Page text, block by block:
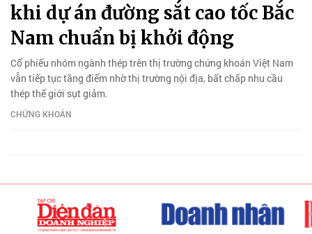
khi dự án đường sắt cao tốc Bắc
Nam chuẩn bị khởi động
Cổ phiếu nhóm ngành thép trên thị trường chứng khoán Việt Nam
vẫn tiếp tục tăng điểm nhờ thị trường nội địa, bất chấp nhu cầu
thép thế giới sụt giảm.
CHỨNG KHOÁN